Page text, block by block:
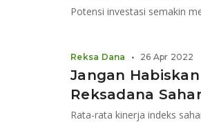
Jangan
Reksadana
Rata-rata kinerja indeks
Reksa Dana • 26 Apr 2022